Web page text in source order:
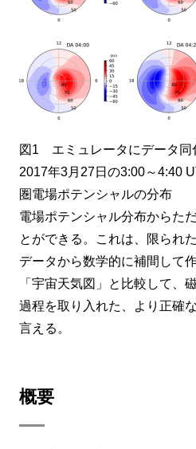
図1 エミュレータにデータ同
2017年3月27日の3:00～4:40
圏電場ポテンシャルの分布
電場ポテンシャル分布からた
とができる。これは、限られ
データから数学的に補間して
「宇宙天気図」と比較して、
過程を取り入れた、より正確
言える。
概要